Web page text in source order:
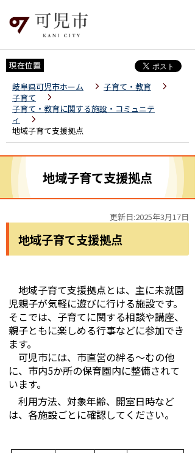
現在位置
岐阜県可児市ホーム
子育て・教育
子育て
子育て・教育に関する施設・コミュニテ
ィ
地域子育て支援拠点
地域子育て支援拠点
更新日:2025年3月17日
地域子育て支援拠点
地域子育て支援拠点とは、主に未就園
児親子が気軽に遊びに行ける施設です。
そこでは、子育てに関する相談や講座、
親子ともに楽しめる行事などに参加でき
ます。
可児市には、市直営の絆る～むの他
に、市内5か所の保育園内に整備されて
います。
利用方法、対象年齢、開室日時など
は、各施設ごとに確認してください。